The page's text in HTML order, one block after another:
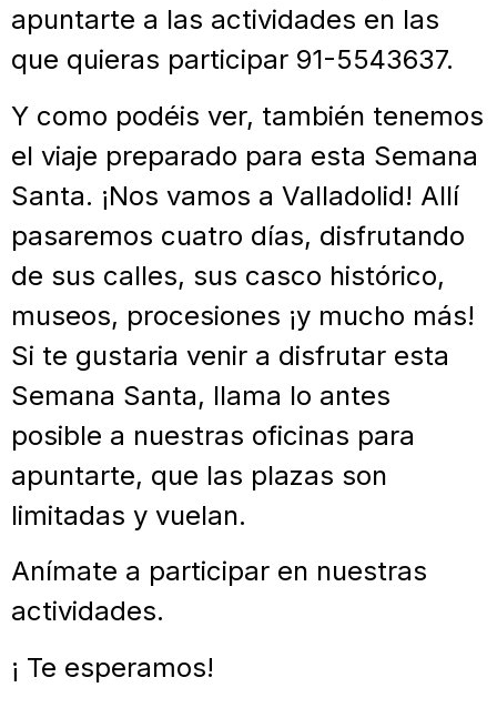
apuntarte a las actividades en las
que quieras participar 91-5543637.
Y como podéis ver, también tenemos
el viaje preparado para esta Semana
Santa. ¡Nos vamos a Valladolid! Allí
pasaremos cuatro días, disfrutando
de sus calles, sus casco histórico,
museos, procesiones ¡y mucho más!
Si te gustaria venir a disfrutar esta
Semana Santa, llama lo antes
posible a nuestras oficinas para
apuntarte, que las plazas son
limitadas y vuelan.
Anímate a participar en nuestras
actividades.
¡ Te esperamos!